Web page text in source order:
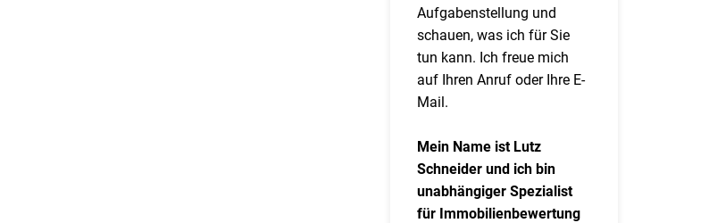
Aufgabenstellung und
schauen, was ich für Sie
tun kann. Ich freue mich
auf Ihren Anruf oder Ihre E-
Mail.
Mein Name ist Lutz
Schneider und ich bin
unabhängiger Spezialist
für Immobilienbewertung